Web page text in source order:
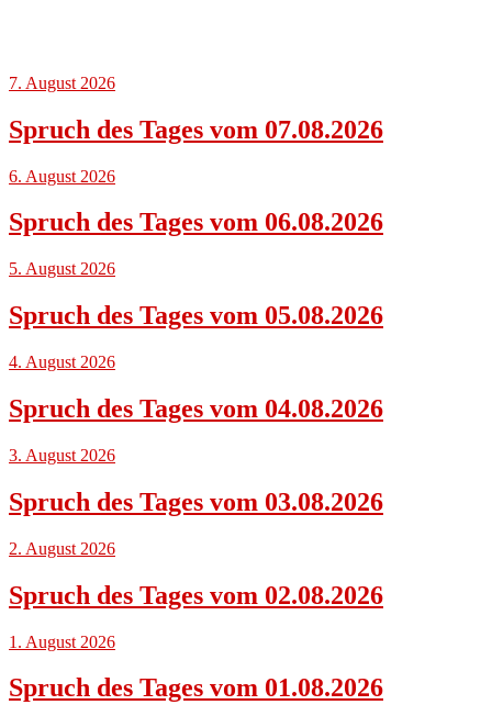
7. August 2026
Spruch des Tages vom 07.08.2026
6. August 2026
Spruch des Tages vom 06.08.2026
5. August 2026
Spruch des Tages vom 05.08.2026
4. August 2026
Spruch des Tages vom 04.08.2026
3. August 2026
Spruch des Tages vom 03.08.2026
2. August 2026
Spruch des Tages vom 02.08.2026
1. August 2026
Spruch des Tages vom 01.08.2026